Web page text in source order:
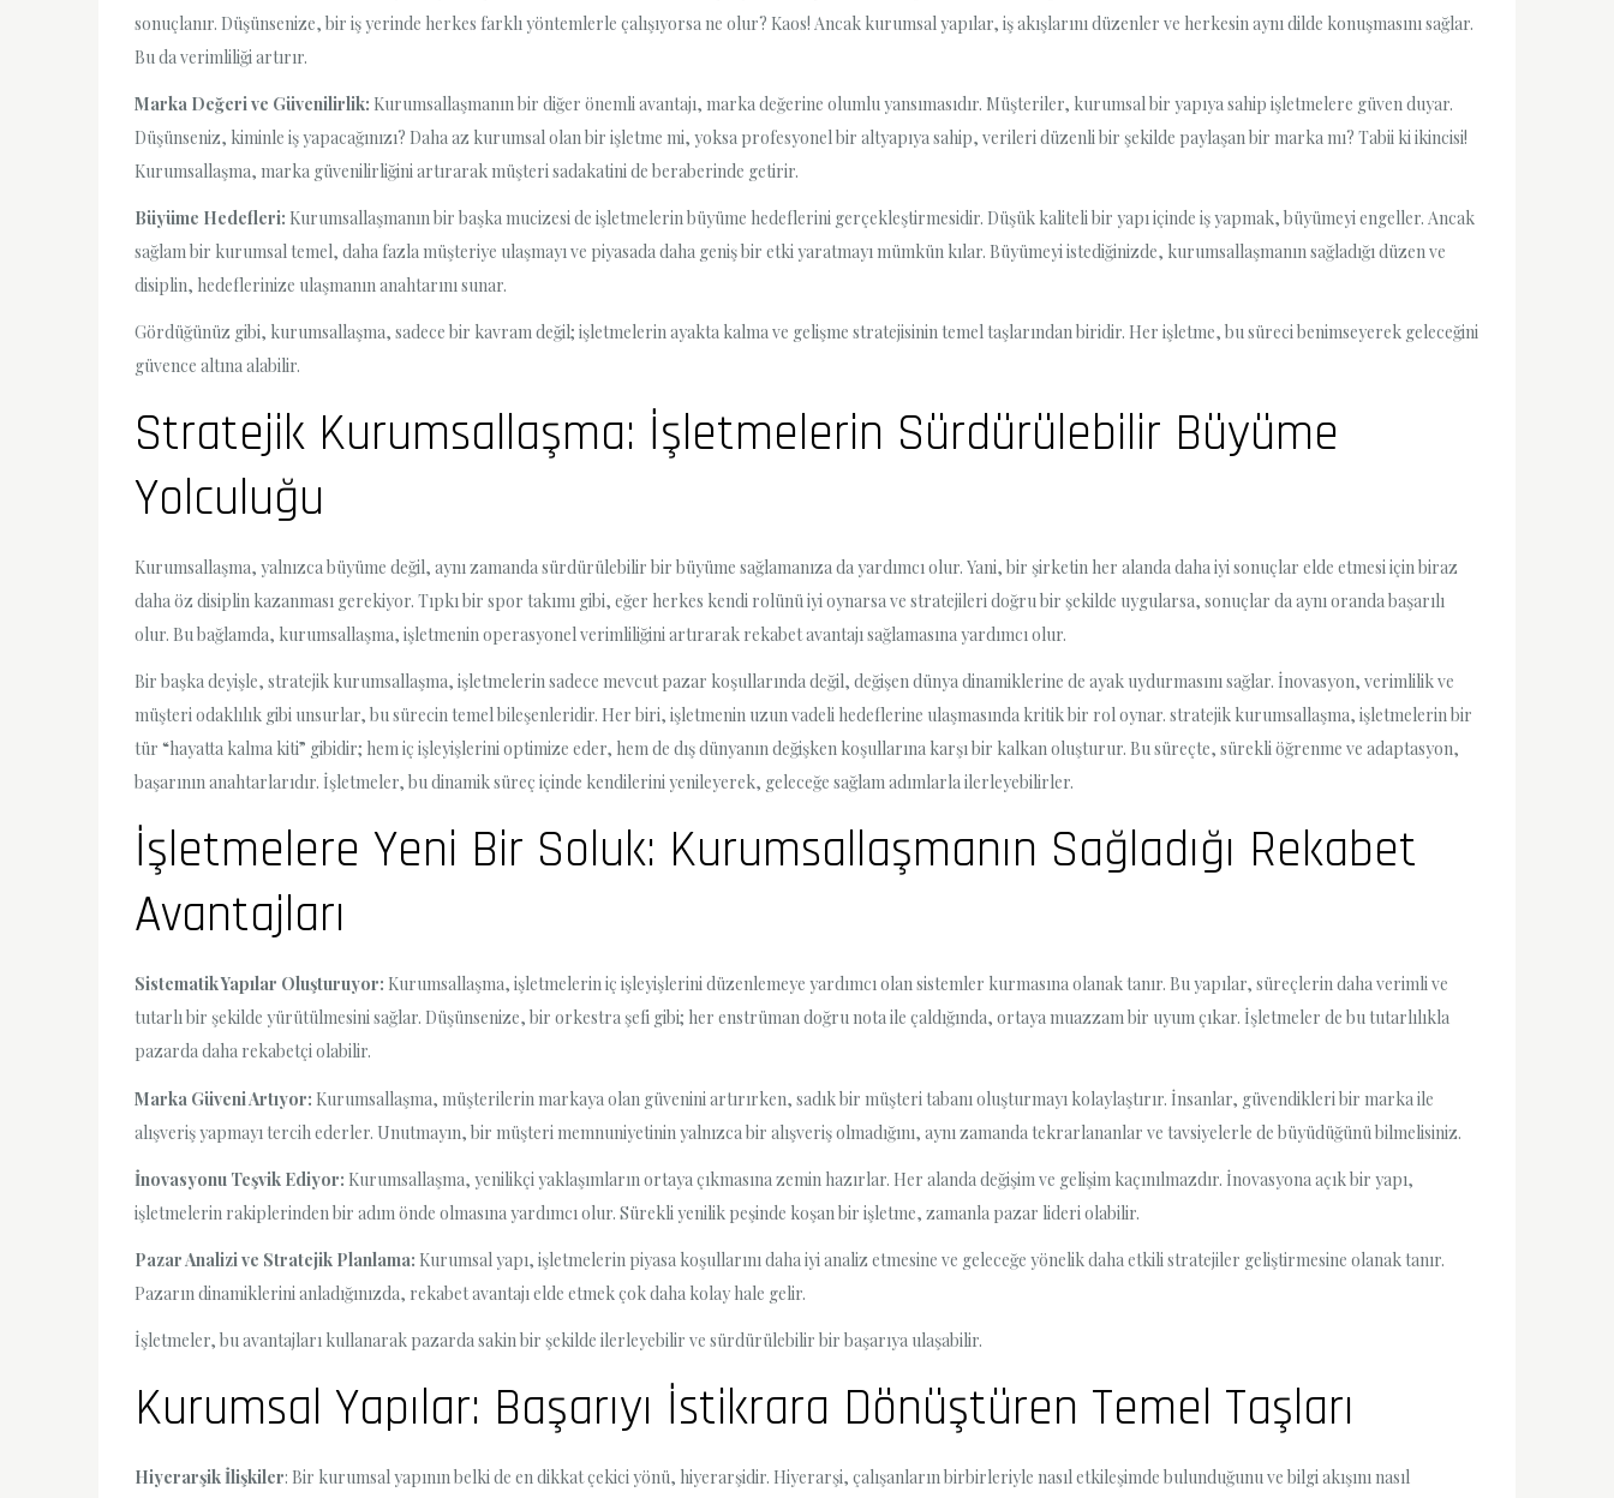
sonuçlanır. Düşünsenize, bir iş yerinde herkes farklı yöntemlerle çalışıyorsa ne olur? Kaos! Ancak kurumsal yapılar, iş akışlarını düzenler ve herkesin aynı dilde konuşmasını sağlar.
Bu da verimliliği artırır.
Marka Değeri ve Güvenilirlik: Kurumsallaşmanın bir diğer önemli avantajı, marka değerine olumlu yansımasıdır. Müşteriler, kurumsal bir yapıya sahip işletmelere güven duyar.
Düşünseniz, kiminle iş yapacağınızı? Daha az kurumsal olan bir işletme mi, yoksa profesyonel bir altyapıya sahip, verileri düzenli bir şekilde paylaşan bir marka mı? Tabii ki ikincisi!
Kurumsallaşma, marka güvenilirliğini artırarak müşteri sadakatini de beraberinde getirir.
Büyüme Hedefleri: Kurumsallaşmanın bir başka mucizesi de işletmelerin büyüme hedeflerini gerçekleştirmesidir. Düşük kaliteli bir yapı içinde iş yapmak, büyümeyi engeller. Ancak
sağlam bir kurumsal temel, daha fazla müşteriye ulaşmayı ve piyasada daha geniş bir etki yaratmayı mümkün kılar. Büyümeyi istediğinizde, kurumsallaşmanın sağladığı düzen ve
disiplin, hedeflerinize ulaşmanın anahtarını sunar.
Gördüğünüz gibi, kurumsallaşma, sadece bir kavram değil; işletmelerin ayakta kalma ve gelişme stratejisinin temel taşlarından biridir. Her işletme, bu süreci benimseyerek geleceğini
güvence altına alabilir.
Stratejik Kurumsallaşma: İşletmelerin Sürdürülebilir Büyüme
Yolculuğu
Kurumsallaşma, yalnızca büyüme değil, aynı zamanda sürdürülebilir bir büyüme sağlamanıza da yardımcı olur. Yani, bir şirketin her alanda daha iyi sonuçlar elde etmesi için biraz
daha öz disiplin kazanması gerekiyor. Tıpkı bir spor takımı gibi, eğer herkes kendi rolünü iyi oynarsa ve stratejileri doğru bir şekilde uygularsa, sonuçlar da aynı oranda başarılı
olur. Bu bağlamda, kurumsallaşma, işletmenin operasyonel verimliliğini artırarak rekabet avantajı sağlamasına yardımcı olur.
Bir başka deyişle, stratejik kurumsallaşma, işletmelerin sadece mevcut pazar koşullarında değil, değişen dünya dinamiklerine de ayak uydurmasını sağlar. İnovasyon, verimlilik ve
müşteri odaklılık gibi unsurlar, bu sürecin temel bileşenleridir. Her biri, işletmenin uzun vadeli hedeflerine ulaşmasında kritik bir rol oynar. stratejik kurumsallaşma, işletmelerin bir
tür “hayatta kalma kiti” gibidir; hem iç işleyişlerini optimize eder, hem de dış dünyanın değişken koşullarına karşı bir kalkan oluşturur. Bu süreçte, sürekli öğrenme ve adaptasyon,
başarının anahtarlarıdır. İşletmeler, bu dinamik süreç içinde kendilerini yenileyerek, geleceğe sağlam adımlarla ilerleyebilirler.
İşletmelere Yeni Bir Soluk: Kurumsallaşmanın Sağladığı Rekabet
Avantajları
Sistematik Yapılar Oluşturuyor: Kurumsallaşma, işletmelerin iç işleyişlerini düzenlemeye yardımcı olan sistemler kurmasına olanak tanır. Bu yapılar, süreçlerin daha verimli ve
tutarlı bir şekilde yürütülmesini sağlar. Düşünsenize, bir orkestra şefi gibi; her enstrüman doğru nota ile çaldığında, ortaya muazzam bir uyum çıkar. İşletmeler de bu tutarlılıkla
pazarda daha rekabetçi olabilir.
Marka Güveni Artıyor: Kurumsallaşma, müşterilerin markaya olan güvenini artırırken, sadık bir müşteri tabanı oluşturmayı kolaylaştırır. İnsanlar, güvendikleri bir marka ile
alışveriş yapmayı tercih ederler. Unutmayın, bir müşteri memnuniyetinin yalnızca bir alışveriş olmadığını, aynı zamanda tekrarlananlar ve tavsiyelerle de büyüdüğünü bilmelisiniz.
İnovasyonu Teşvik Ediyor: Kurumsallaşma, yenilikçi yaklaşımların ortaya çıkmasına zemin hazırlar. Her alanda değişim ve gelişim kaçınılmazdır. İnovasyona açık bir yapı,
işletmelerin rakiplerinden bir adım önde olmasına yardımcı olur. Sürekli yenilik peşinde koşan bir işletme, zamanla pazar lideri olabilir.
Pazar Analizi ve Stratejik Planlama: Kurumsal yapı, işletmelerin piyasa koşullarını daha iyi analiz etmesine ve geleceğe yönelik daha etkili stratejiler geliştirmesine olanak tanır.
Pazarın dinamiklerini anladığınızda, rekabet avantajı elde etmek çok daha kolay hale gelir.
İşletmeler, bu avantajları kullanarak pazarda sakin bir şekilde ilerleyebilir ve sürdürülebilir bir başarıya ulaşabilir.
Kurumsal Yapılar: Başarıyı İstikrara Dönüştüren Temel Taşları
Hiyerarşik İlişkiler: Bir kurumsal yapının belki de en dikkat çekici yönü, hiyerarşidir. Hiyerarşi, çalışanların birbirleriyle nasıl etkileşimde bulunduğunu ve bilgi akışını nasıl